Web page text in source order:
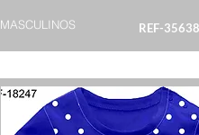
MASCULINOS REF-35638